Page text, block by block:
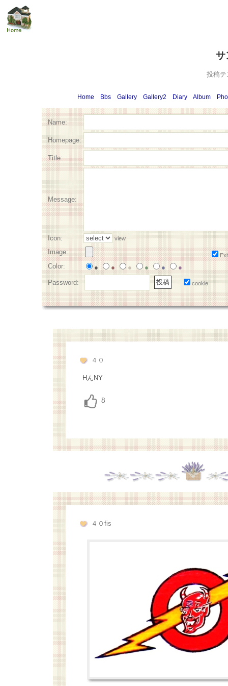
サ
投稿テ
Home Bbs Gallery Gallery2 Diary Album
Name:
Homepage:
Title:
Message:
Icon: view
Image:
Color: ● ● ● ● ●
●
Password:
cookie
４０
HんNY
４０fis